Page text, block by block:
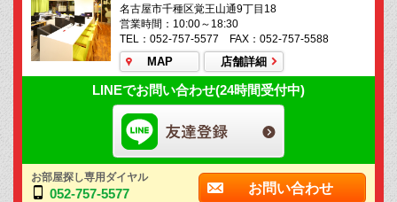
名古屋市千種区覚王山通9丁目18
営業時間：10:00～18:30
TEL：052-757-5577 FAX：052-757-5588
MAP 店舗詳細
LINEでお問い合わせ(24時間受付中)
お部屋探し専用ダイヤル
052-757-5577 お問い合わせ